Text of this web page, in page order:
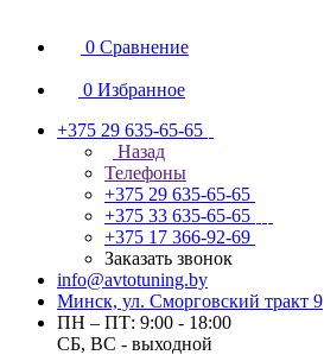
0 Сравнение
0 Избранное
+375 29 635-65-65
Назад
Телефоны
+375 29 635-65-65
+375 33 635-65-65
+375 17 366-92-69
Заказать звонок
info@avtotuning.by
Минск, ул. Сморговский тракт 9
ПН – ПТ: 9:00 - 18:00
СБ, ВС - выходной